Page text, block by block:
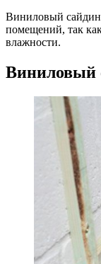
Виниловый
помещений, так
влажности.
Виниловый